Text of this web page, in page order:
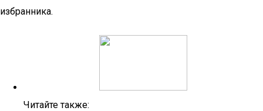
избранника.
Читайте также: